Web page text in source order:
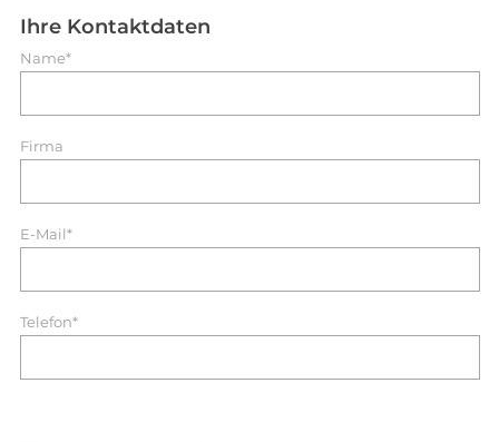
Ihre Kontaktdaten
Name*
Firma
E-Mail*
Telefon*